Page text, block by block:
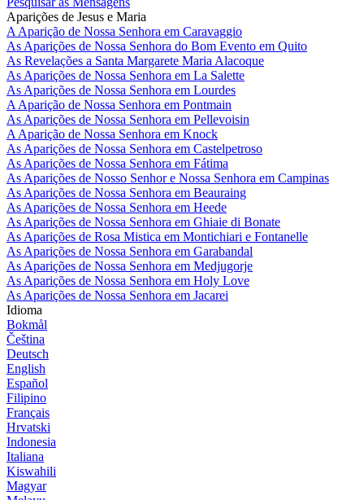
Aparições de Jesus e Maria
A Aparição de Nossa Senhora em Caravaggio
As Aparições de Nossa Senhora do Bom Evento em Quito
As Revelações a Santa Margarete Maria Alacoque
As Aparições de Nossa Senhora em La Salette
As Aparições de Nossa Senhora em Lourdes
A Aparição de Nossa Senhora em Pontmain
As Aparições de Nossa Senhora em Pellevoisin
A Aparição de Nossa Senhora em Knock
As Aparições de Nossa Senhora em Castelpetroso
As Aparições de Nossa Senhora em Fátima
As Aparições de Nosso Senhor e Nossa Senhora em Campinas
As Aparições de Nossa Senhora em Beauraing
As Aparições de Nossa Senhora em Heede
As Aparições de Nossa Senhora em Ghiaie di Bonate
As Aparições de Rosa Mistica em Montichiari e Fontanelle
As Aparições de Nossa Senhora em Garabandal
As Aparições de Nossa Senhora em Medjugorje
As Aparições de Nossa Senhora em Holy Love
As Aparições de Nossa Senhora em Jacarei
Idioma
Bokmål
Čeština
Deutsch
English
Español
Filipino
Français
Hrvatski
Indonesia
Italiana
Kiswahili
Magyar